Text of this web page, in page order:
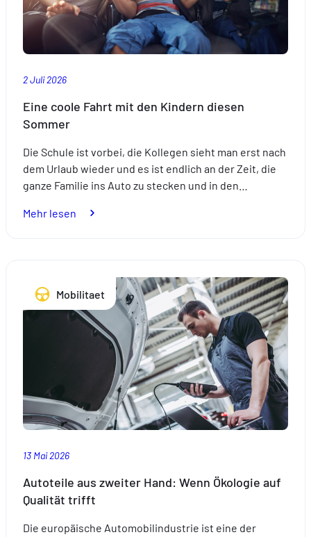
2 Juli 2026
Eine coole Fahrt mit den Kindern diesen
Sommer
Die Schule ist vorbei, die Kollegen sieht man erst nach
dem Urlaub wieder und es ist endlich an der Zeit, die
ganze Familie ins Auto zu stecken und in den…
Mehr lesen
den
Kindern
diesen
Sommer
Mobilitaet
13 Mai 2026
Autoteile aus zweiter Hand: Wenn Ökologie auf
Qualität trifft
Die europäische Automobilindustrie ist eine der